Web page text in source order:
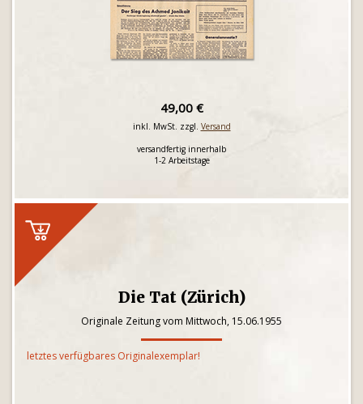
49,00 €
inkl. MwSt. zzgl. Versand
versandfertig innerhalb
1-2 Arbeitstage
Die Tat (Zürich)
Originale Zeitung vom Mittwoch, 15.06.1955
letztes verfügbares Originalexemplar!